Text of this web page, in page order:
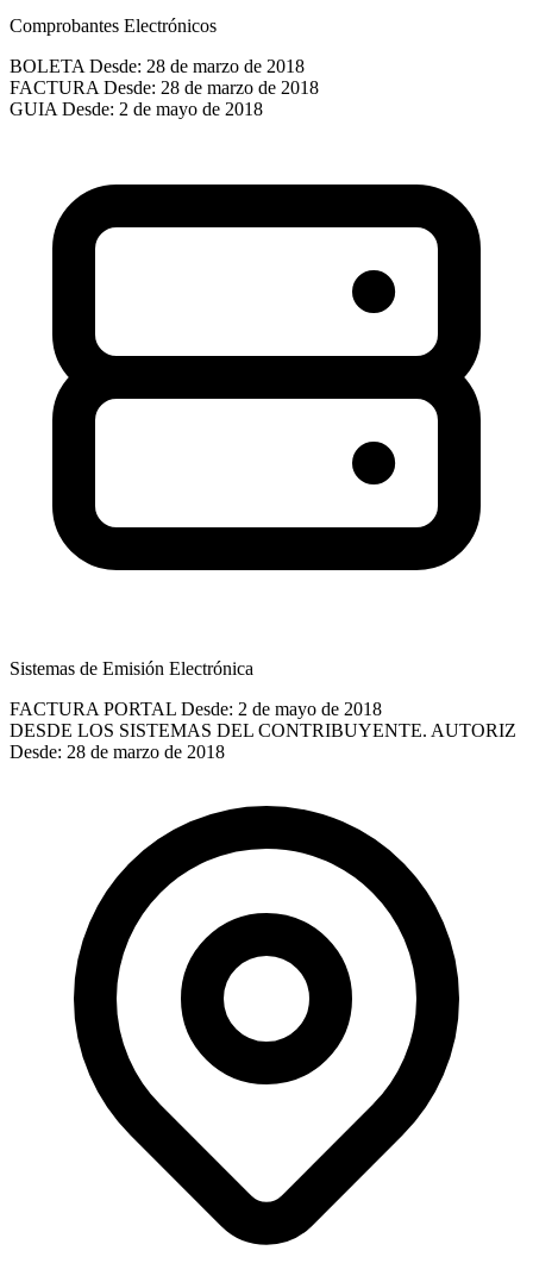
Comprobantes Electrónicos
BOLETA Desde: 28 de marzo de 2018
FACTURA Desde: 28 de marzo de 2018
GUIA Desde: 2 de mayo de 2018
Sistemas de Emisión Electrónica
FACTURA PORTAL Desde: 2 de mayo de 2018
DESDE LOS SISTEMAS DEL CONTRIBUYENTE. AUTORIZ
Desde: 28 de marzo de 2018